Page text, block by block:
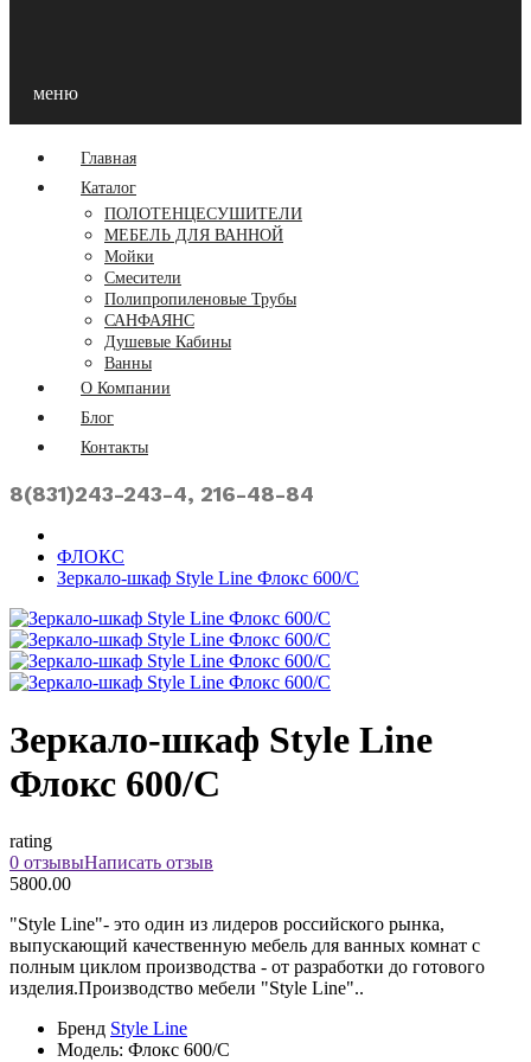
меню
Главная
Каталог
ПОЛОТЕНЦЕСУШИТЕЛИ
МЕБЕЛЬ ДЛЯ ВАННОЙ
Мойки
Смесители
Полипропиленовые Трубы
САНФАЯНС
Душевые Кабины
Ванны
О Компании
Блог
Контакты
8(831)243-243-4, 216-48-84
ФЛОКС
Зеркало-шкаф Style Line Флокс 600/С
Зеркало-шкаф Style Line
Флокс 600/С
rating
0 отзывыНаписать отзыв
5800.00
"Style Line"- это один из лидеров российского рынка,
выпускающий качественную мебель для ванных комнат с
полным циклом производства - от разработки до готового
изделия.Производство мебели "Style Line"..
Бренд Style Line
Модель: Флокс 600/С